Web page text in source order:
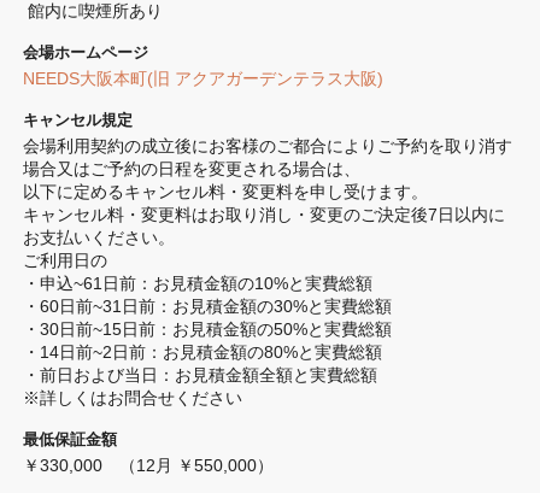
館内に喫煙所あり
会場ホームページ
NEEDS大阪本町(旧 アクアガーデンテラス大阪)
キャンセル規定
会場利用契約の成立後にお客様のご都合によりご予約を取り消す
場合又はご予約の日程を変更される場合は、
以下に定めるキャンセル料・変更料を申し受けます。
キャンセル料・変更料はお取り消し・変更のご決定後7日以内に
お支払いください。
ご利用日の
・申込~61日前：お見積金額の10%と実費総額
・60日前~31日前：お見積金額の30%と実費総額
・30日前~15日前：お見積金額の50%と実費総額
・14日前~2日前：お見積金額の80%と実費総額
・前日および当日：お見積金額全額と実費総額
※詳しくはお問合せください
最低保証金額
￥330,000　（12月 ￥550,000）